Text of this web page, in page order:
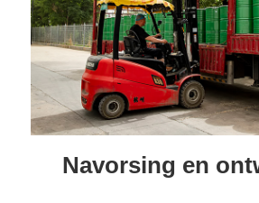
Navorsing en